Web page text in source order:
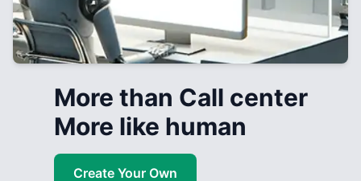
More than Call center
More like human
Create Your Own